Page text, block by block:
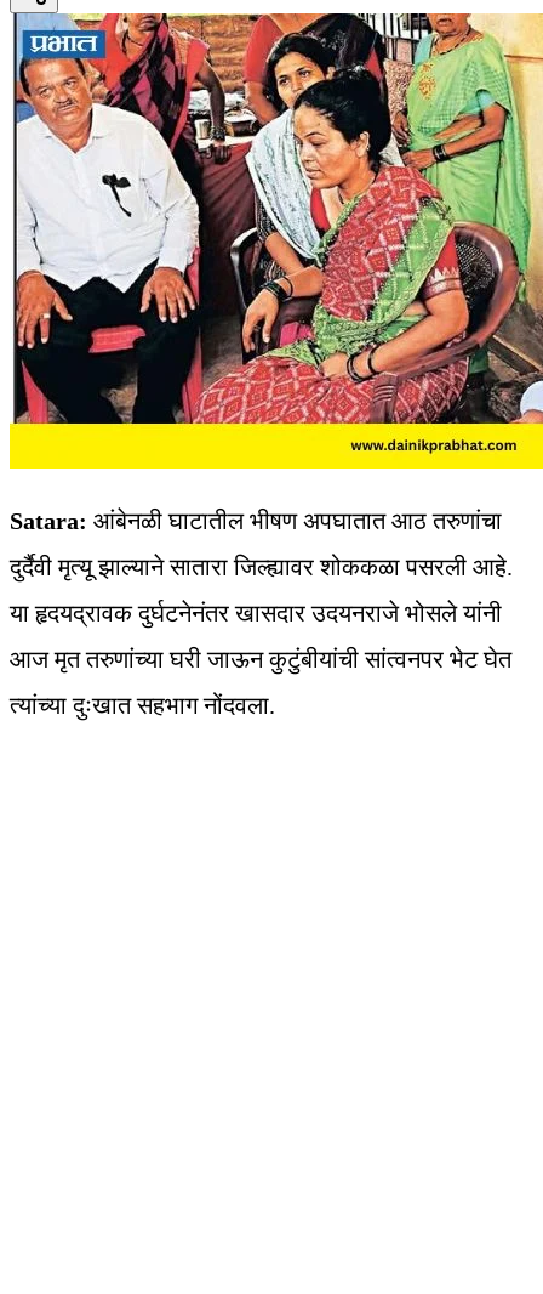
Satara: आंबेनळी घाटातील भीषण अपघातात आठ तरुणांचा
दुर्दैवी मृत्यू झाल्याने सातारा जिल्ह्यावर शोककळा पसरली आहे.
या हृदयद्रावक दुर्घटनेनंतर खासदार उदयनराजे भोसले यांनी
आज मृत तरुणांच्या घरी जाऊन कुटुंबीयांची सांत्वनपर भेट घेत
त्यांच्या दुःखात सहभाग नोंदवला.